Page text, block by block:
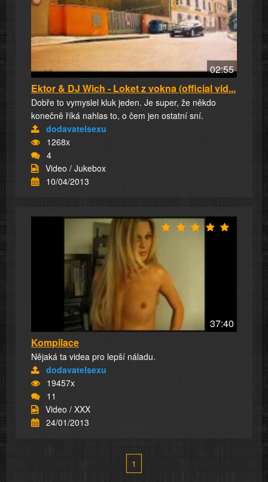
02:55
Ektor & DJ Wich - Loket z vokna (official vid...
Dobře to vymyslel kluk jeden. Je super, že někdo
konečně říká nahlas to, o čem jen ostatní sní.
dodavatelsexu
1268x
4
Video / Jukebox
10/04/2013
37:40
Kompilace
Nějaká ta videa pro lepší náladu.
dodavatelsexu
19457x
11
Video / XXX
24/01/2013
1